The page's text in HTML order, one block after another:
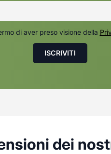
di aver preso visione della
dei